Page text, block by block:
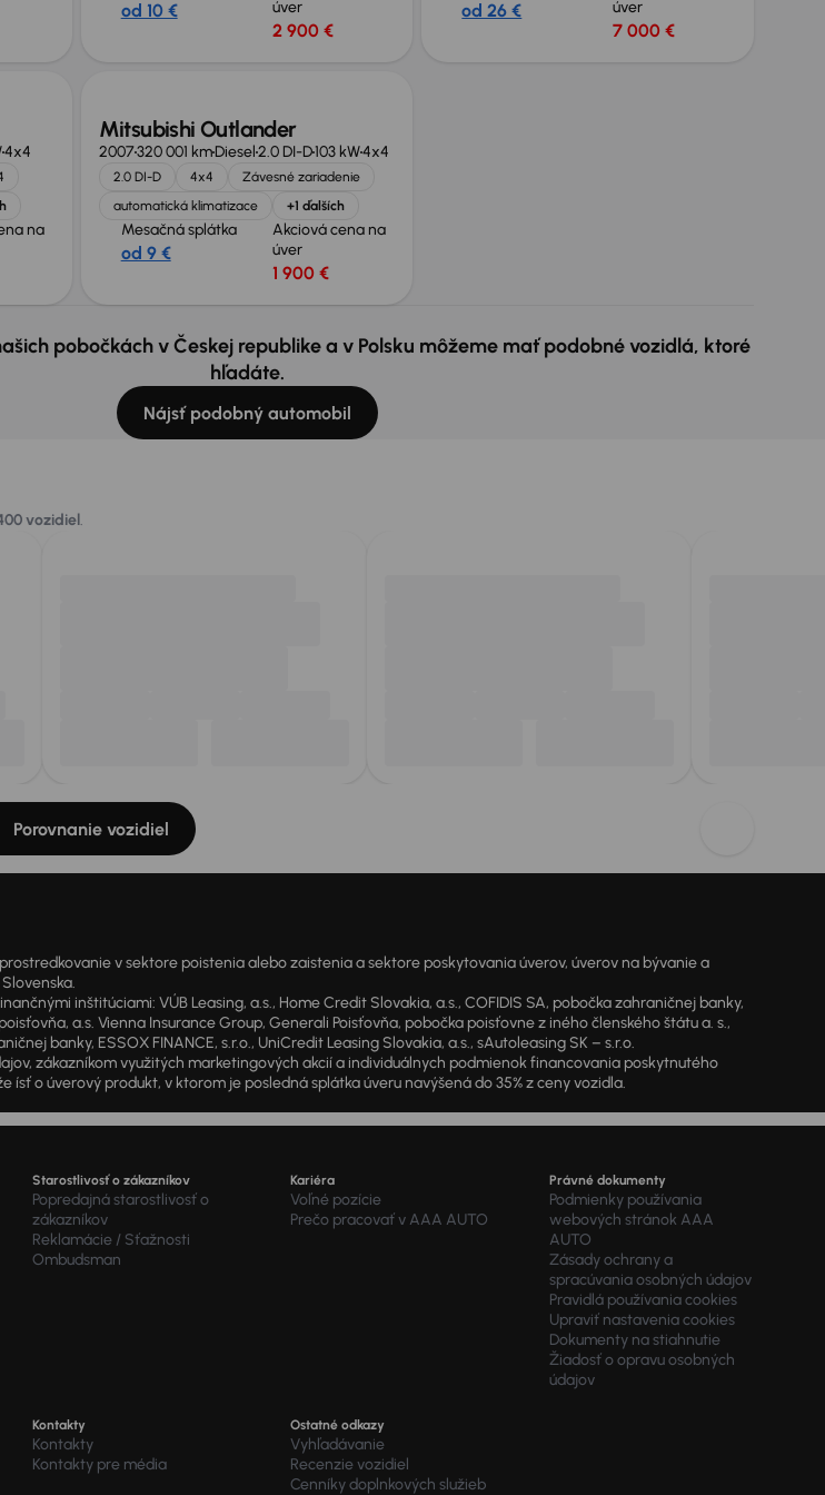
od 10 €
úver
2 900 €
od 26 €
úver
7 000 €
4x4
na
Mitsubishi Outlander
2007320 001 kmDiesel2.0 DI-D103 kW4x4
2.0 DI-D 4x4
Závesné zariadenie
automatická klimatizace
+1 ďalších
Mesačná splátka
od 9 €
Akciová cena na
úver
1 900 €
pobočkách v Českej republike a v Polsku môžeme mať podobné vozidlá, ktoré
hľadáte.
Nájsť podobný automobil
vozidiel.
Porovnanie vozidiel
v sektore poistenia alebo zaistenia a sektore poskytovania úverov, úverov na bývanie a
inštitúciami: VÚB Leasing, a.s., Home Credit Slovakia, a.s., COFIDIS SA, pobočka zahraničnej banky,
a.s. Vienna Insurance Group, Generali Poisťovňa, pobočka poisťovne z iného členského štátu a. s.,
banky, ESSOX FINANCE, s.r.o., UniCredit Leasing Slovakia, a.s., sAutoleasing SK – s.r.o.
zákazníkom využitých marketingových akcií a individuálnych podmienok financovania poskytnutého
o úverový produkt, v ktorom je posledná splátka úveru navýšená do 35% z ceny vozidla.
Starostlivosť o zákazníkov
Popredajná starostlivosť o
zákazníkov
Reklamácie / Sťažnosti
Ombudsman
Kariéra
Voľné pozície
Prečo pracovať v AAA AUTO
Právné dokumenty
Podmienky používania
webových stránok AAA
AUTO
Zásady ochrany a
spracúvania osobných údajov
Pravidlá používania cookies
Upraviť nastavenia cookies
Dokumenty na stiahnutie
Žiadosť o opravu osobných
údajov
Kontakty
Kontakty
Kontakty pre média
Ostatné odkazy
Vyhľadávanie
Recenzie vozidiel
Cenníky doplnkových služieb